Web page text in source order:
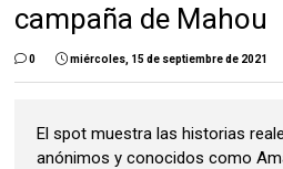
campaña de Mahou
0 miércoles, 15 de septiembre de 2021
El spot muestra las historias
anónimos y conocidos como